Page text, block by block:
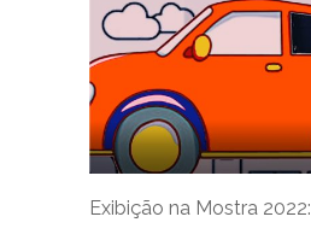
Exibição na Mostra 2022: